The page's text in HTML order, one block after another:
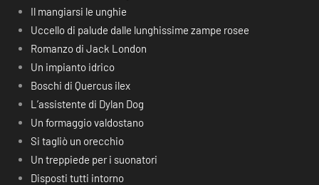
Il mangiarsi le unghie
Uccello di palude dalle lunghissime zampe rosee
Romanzo di Jack London
Un impianto idrico
Boschi di Quercus ilex
L’assistente di Dylan Dog
Un formaggio valdostano
Si tagliò un orecchio
Un treppiede per i suonatori
Disposti tutti intorno